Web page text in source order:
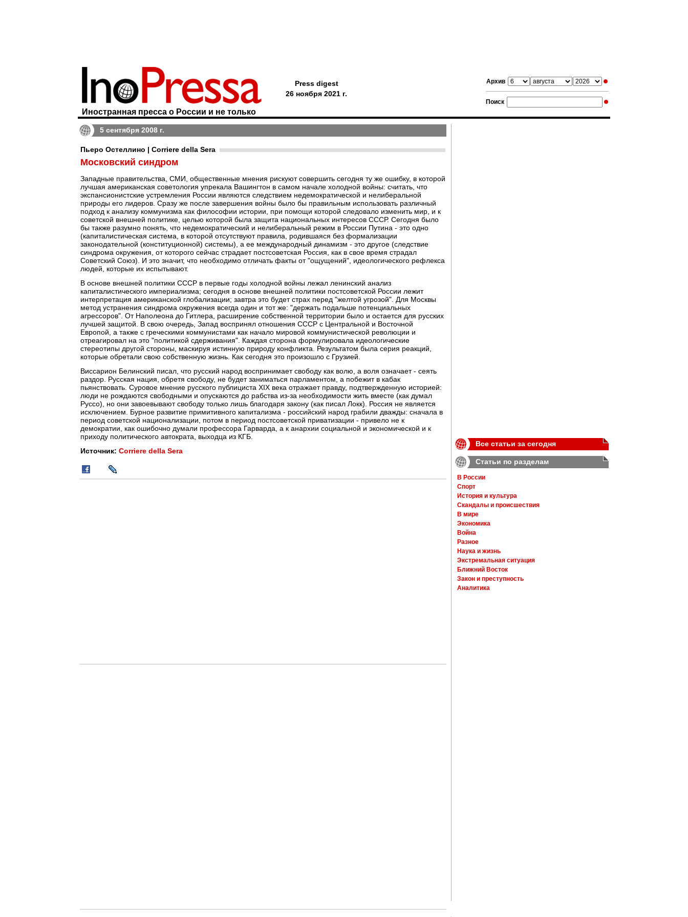
Архив
Поиск
Иностранная пресса о России и не только
Press digest
26 ноября 2021 г.
5 сентября 2008 г.
Пьеро Остеллино | Corriere della Sera
Московский синдром
Западные правительства, СМИ, общественные мнения рискуют совершить сегодня ту же ошибку, в которой
лучшая американская советология упрекала Вашингтон в самом начале холодной войны: считать, что
экспансионистские устремления России являются следствием недемократической и нелиберальной
природы его лидеров. Сразу же после завершения войны было бы правильным использовать различный
подход к анализу коммунизма как философии истории, при помощи которой следовало изменить мир, и к
советской внешней политике, целью которой была защита национальных интересов СССР. Сегодня было
бы также разумно понять, что недемократический и нелиберальный режим в России Путина - это одно
(капиталистическая система, в которой отсутствуют правила, родившаяся без формализации
законодательной (конституционной) системы), а ее международный динамизм - это другое (следствие
синдрома окружения, от которого сейчас страдает постсоветская Россия, как в свое время страдал
Советский Союз). И это значит, что необходимо отличать факты от "ощущений", идеологического рефлекса
людей, которые их испытывают.
В основе внешней политики СССР в первые годы холодной войны лежал ленинский анализ
капиталистического империализма; сегодня в основе внешней политики постсоветской России лежит
интерпретация американской глобализации; завтра это будет страх перед "желтой угрозой". Для Москвы
метод устранения синдрома окружения всегда один и тот же: "держать подальше потенциальных
агрессоров". От Наполеона до Гитлера, расширение собственной территории было и остается для русских
лучшей защитой. В свою очередь, Запад воспринял отношения СССР с Центральной и Восточной
Европой, а также с греческими коммунистами как начало мировой коммунистической революции и
отреагировал на это "политикой сдерживания". Каждая сторона формулировала идеологические
стереотипы другой стороны, маскируя истинную природу конфликта. Результатом была серия реакций,
которые обретали свою собственную жизнь. Как сегодня это произошло с Грузией.
Виссарион Белинский писал, что русский народ воспринимает свободу как волю, а воля означает - сеять
раздор. Русская нация, обретя свободу, не будет заниматься парламентом, а побежит в кабак
пьянствовать. Суровое мнение русского публициста XIX века отражает правду, подтвержденную историей:
люди не рождаются свободными и опускаются до рабства из-за необходимости жить вместе (как думал
Руссо), но они завоевывают свободу только лишь благодаря закону (как писал Локк). Россия не является
исключением. Бурное развитие примитивного капитализма - российский народ грабили дважды: сначала в
период советской национализации, потом в период постсоветской приватизации - привело не к
демократии, как ошибочно думали профессора Гарварда, а к анархии социальной и экономической и к
приходу политического автократа, выходца из КГБ.
Источник: Corriere della Sera
Все статьи за сегодня
Статьи по разделам
В России
Спорт
История и культура
Скандалы и происшествия
В мире
Экономика
Война
Разное
Наука и жизнь
Экстремальная ситуация
Ближний Восток
Закон и преступность
Аналитика